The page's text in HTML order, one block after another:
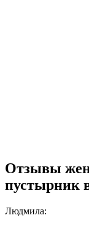
Отзывы
пустырник
Людмила: